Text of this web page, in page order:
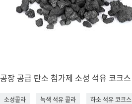
공장 공급 탄소 첨가제 소성 석유 코크스
소성콜라 녹색 석유 콜라 하소 석유 코크스